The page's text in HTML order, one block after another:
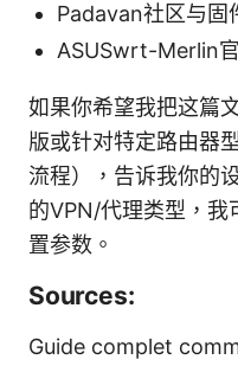
Padavan社区与固
ASUSwrt-Merlin
如果你希望我把这篇
版或针对特定路由器
流程），告诉我你的
的VPN/代理类型，我
置参数。
Sources:
Guide complet